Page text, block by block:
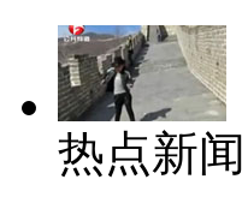
热点新闻